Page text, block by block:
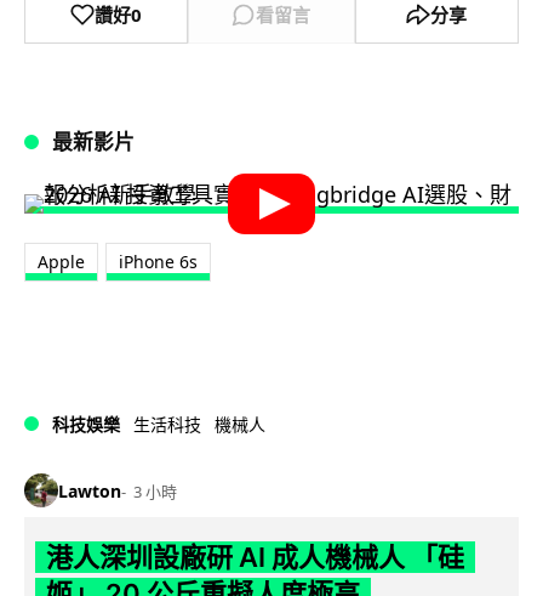
讚好0 看留言 分享
最新影片
Apple iPhone 6s
科技娛樂 生活科技 機械人
Lawton 3 小時
港人深圳設廠研 AI 成人機械人 「硅